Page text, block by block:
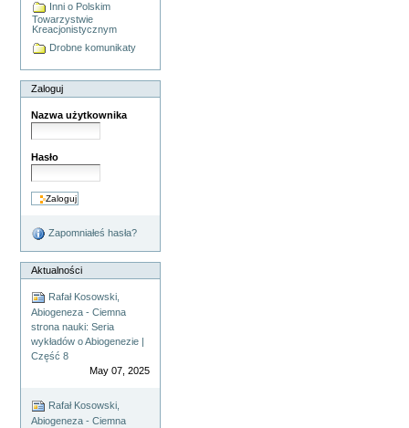
Inni o Polskim
Towarzystwie
Kreacjonistycznym
Drobne komunikaty
Zaloguj
Nazwa użytkownika
Hasło
Zapomniałeś hasła?
Aktualności
Rafał Kosowski,
Abiogeneza - Ciemna
strona nauki: Seria
wykładów o Abiogenezie |
Część 8
May 07, 2025
Rafał Kosowski,
Abiogeneza - Ciemna